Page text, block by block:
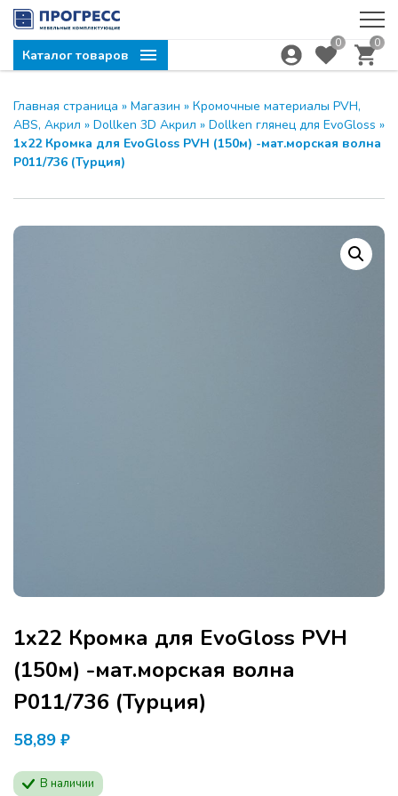
Каталог товаров
0 0
Главная страница » Магазин » Кромочные материалы PVH,
ABS, Акрил » Dollken 3D Акрил » Dollken глянец для EvoGloss »
1х22 Кромка для EvoGloss PVH (150м) -мат.морская волна
P011/736 (Турция)
1х22 Кромка для EvoGloss PVH
(150м) -мат.морская волна
P011/736 (Турция)
58,89 ₽
В наличии